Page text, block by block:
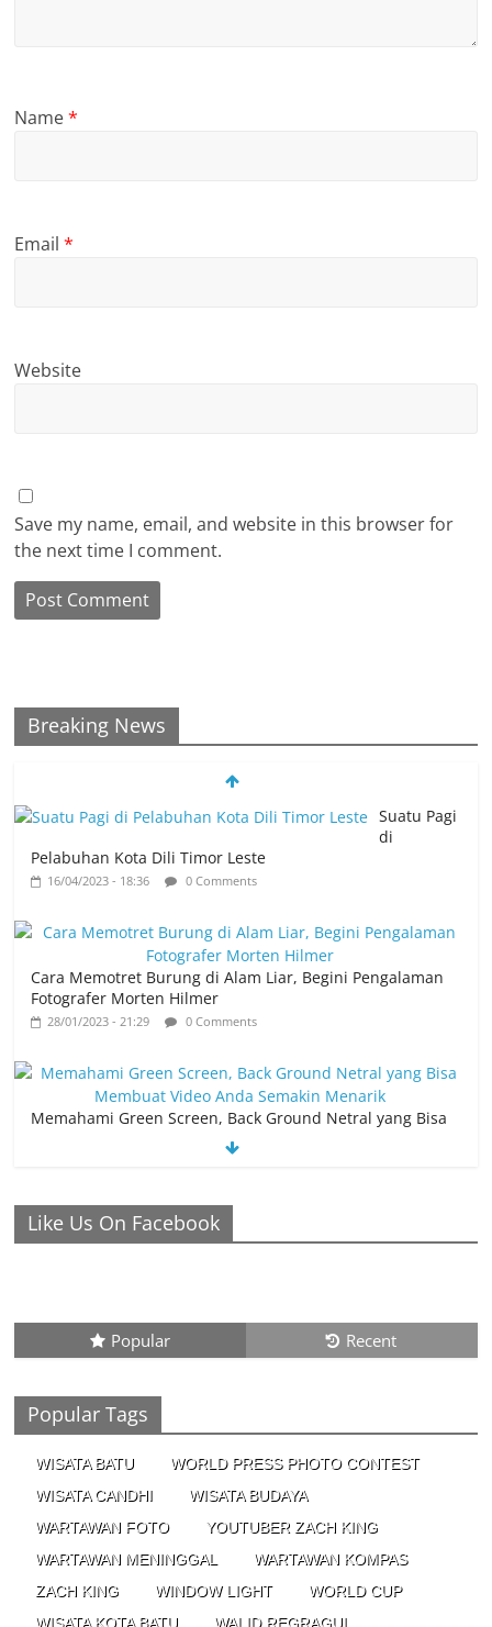
Name*
Email*
Website
Save my name, email, and website in this browser for
the next time I comment.
Breaking News
Suatu Pagi
di
Pelabuhan Kota Dili Timor Leste
16/04/2023 - 18:36 0 Comments
Cara Memotret Burung di Alam Liar, Begini Pengalaman
Fotografer Morten Hilmer
28/01/2023 - 21:29 0 Comments
Memahami Green Screen, Back Ground Netral yang Bisa
Membuat Video Anda Semakin Menarik
Ronaldo Istiqomah di Al Nassr, Bersiap
di Laga Piala Super Arab, Messi
Per Bulan Dari Foto Handphone
04/08/2023 - 09:26
Like Us On Facebook
Popular Recent
Popular Tags
WISATA BATU
WORLD PRESS PHOTO CONTEST
WISATA CANDHI
WISATA BUDAYA
WARTAWAN FOTO
YOUTUBER ZACH KING
WARTAWAN MENINGGAL
WARTAWAN KOMPAS
ZACH KING
WINDOW LIGHT
WORLD CUP
WISATA KOTA BATU
WALID REGRAGUI